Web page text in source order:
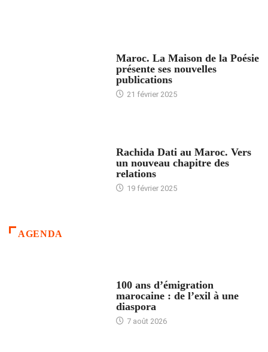
Maroc. La Maison de la Poésie
présente ses nouvelles
publications
21 février 2025
Rachida Dati au Maroc. Vers
un nouveau chapitre des
relations
19 février 2025
AGENDA
100 ans d’émigration
marocaine : de l’exil à une
diaspora
7 août 2026